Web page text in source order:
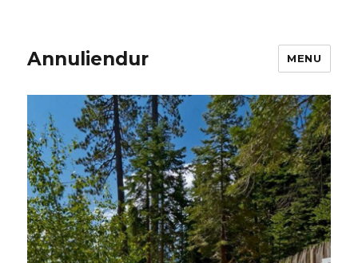
Annuliendur MENU